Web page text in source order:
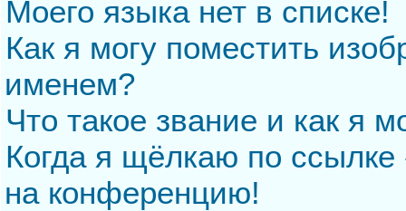
Моего языка нет в списке!
Как я могу поместить
именем?
Что такое звание и как я
Когда я щёлкаю по
на конференцию!